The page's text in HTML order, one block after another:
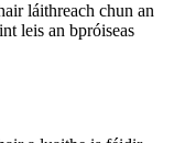
láithreach chun an
leis an bpróiseas